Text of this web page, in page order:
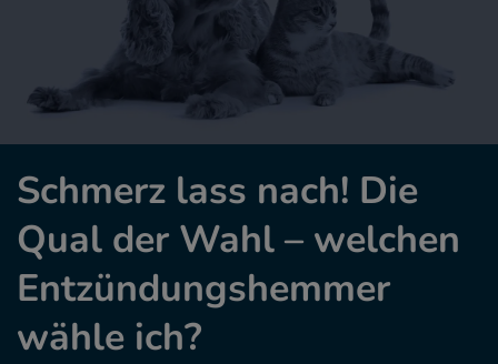
Schmerz lass nach! Die
Qual der Wahl – welchen
Entzündungshemmer
wähle ich?